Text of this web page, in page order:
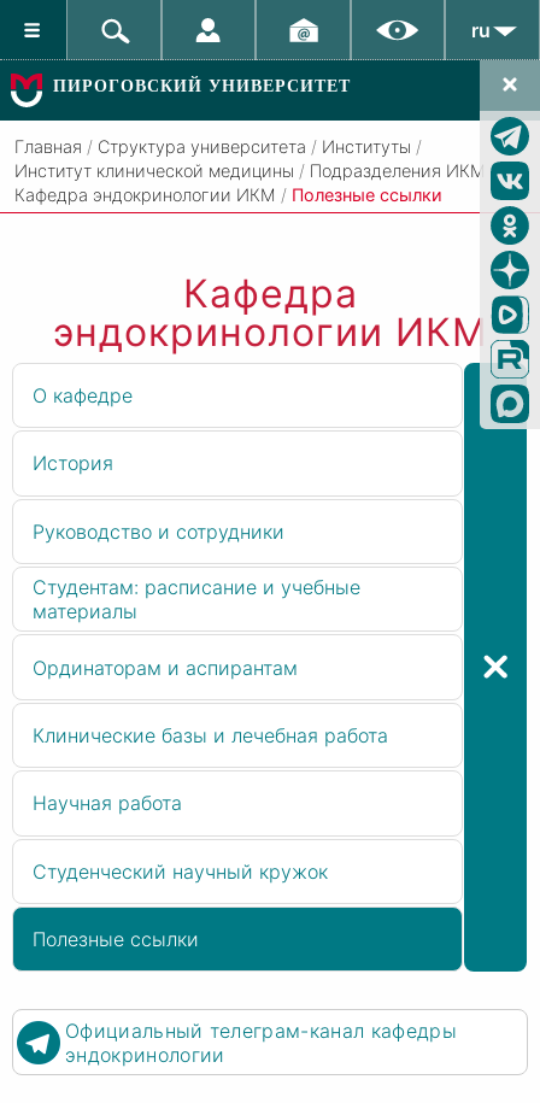
ru
ПИРОГОВСКИЙ УНИВЕРСИТЕТ
Главная / Структура университета / Институты /
Институт клинической медицины / Подразделения ИКМ /
Кафедра эндокринологии ИКМ / Полезные ссылки
Кафедра
эндокринологии ИКМ
О кафедре
История
Руководство и сотрудники
Студентам: расписание и учебные
материалы
Ординаторам и аспирантам
Клинические базы и лечебная работа
Научная работа
Студенческий научный кружок
Полезные ссылки
Официальный телеграм-канал кафедры
эндокринологии